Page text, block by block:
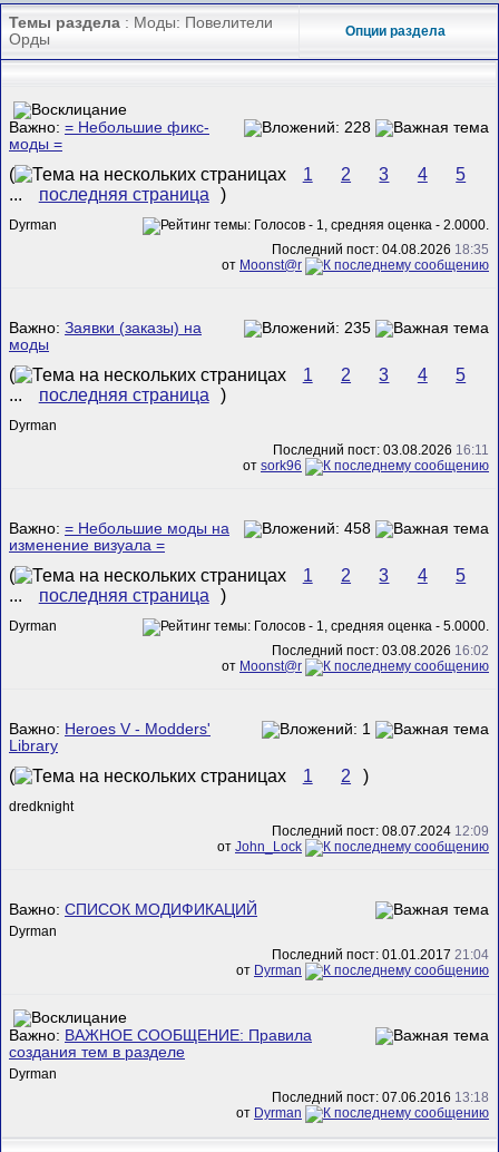
Темы раздела : Моды: Повелители
Орды
Опции раздела
Важно: = Небольшие фикс-
моды =
( 1 2 3 4
5
...
последняя страница )
Dyrman
Последний пост: 04.08.2026 18:35
от Mооnst@r
Важно: Заявки (заказы) на
моды
( 1 2 3 4
5
...
последняя страница )
Dyrman
Последний пост: 03.08.2026 16:11
от sork96
Важно: = Небольшие моды на
изменение визуала =
( 1 2 3 4
5
...
последняя страница )
Dyrman
Последний пост: 03.08.2026 16:02
от Mооnst@r
Важно: Heroes V - Modders'
Library
( 1 2 )
dredknight
Последний пост: 08.07.2024 12:09
от John_Lock
Важно: СПИСОК МОДИФИКАЦИЙ
Dyrman
Последний пост: 01.01.2017 21:04
от Dyrman
Важно: ВАЖНОЕ СООБЩЕНИЕ: Правила
создания тем в разделе
Dyrman
Последний пост: 07.06.2016 13:18
от Dyrman